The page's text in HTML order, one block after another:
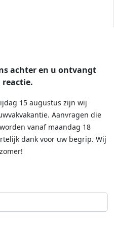
achter en u ontvangt
reactie.
15 augustus zijn wij
Aanvragen die
vanaf maandag 18
dank voor uw begrip. Wij